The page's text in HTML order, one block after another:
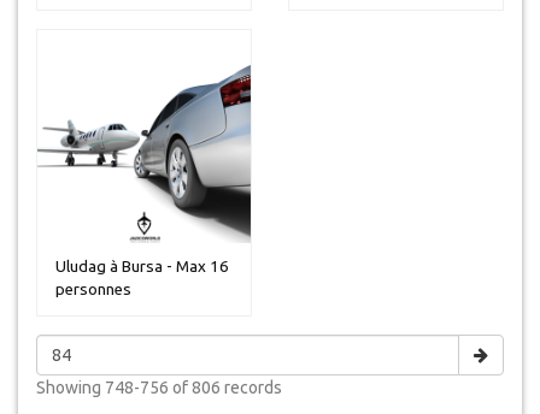
Uludag à Bursa - Max 16
personnes
Showing 748-756 of 806 records